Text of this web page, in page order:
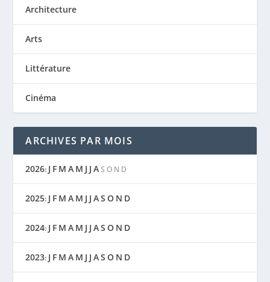
Architecture
Arts
Littérature
Cinéma
ARCHIVES PAR MOIS
2026: J F M A M J J A S O N D
2025: J F M A M J J AS O N D
2024: J F M A M J J AS O N D
2023: J F M A M J J AS O N D